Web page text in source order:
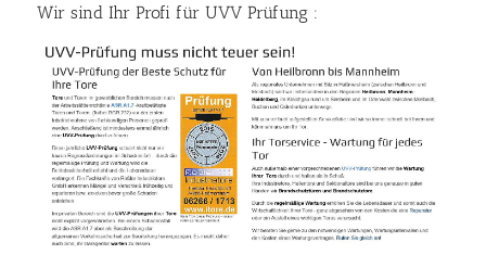
Wir sind Ihr Profi für UVV Prüfung :